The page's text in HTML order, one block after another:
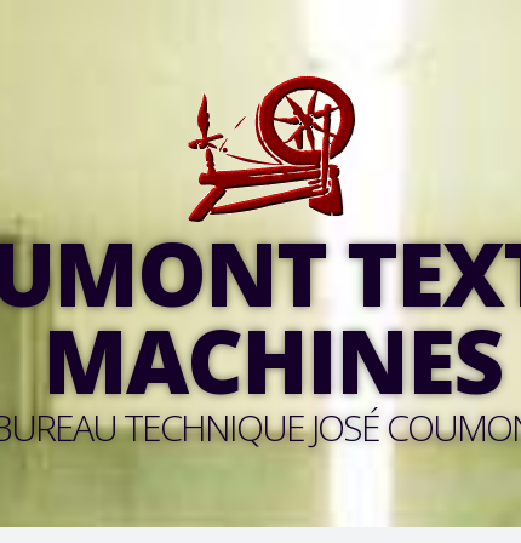
MACHINES
TECHNIQUE JOSÉ